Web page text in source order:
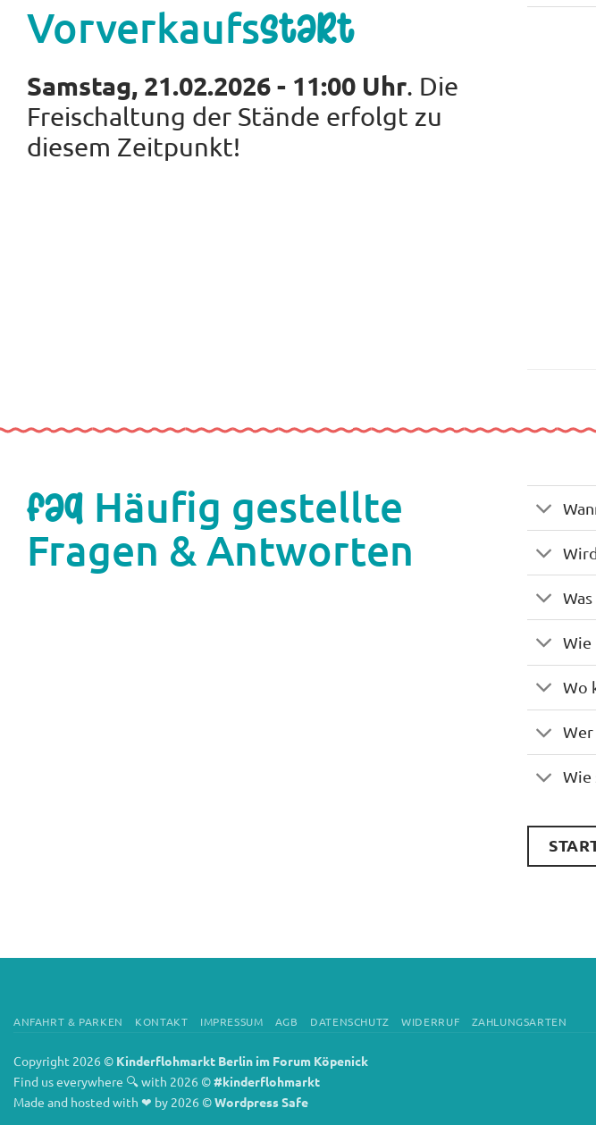
Vorverkaufsstart
Samstag, 21.02.2026 - 11:00 Uhr. Die
Freischaltung der Stände erfolgt zu
diesem Zeitpunkt!
FAQ Häufig gestellte
Fragen & Antworten
Wie
Wo
Wie
ANFAHRT & PARKEN KONTAKT IMPRESSUM AGB DATENSCHUTZ WIDERRUF ZAHLUNGSARTEN
Copyright 2026 © Kinderflohmarkt Berlin im Forum Köpenick
Find us everywhere 🔍 with 2026 ©#kinderflohmarkt
Made and hosted with ❤ by 2026 ©Wordpress Safe